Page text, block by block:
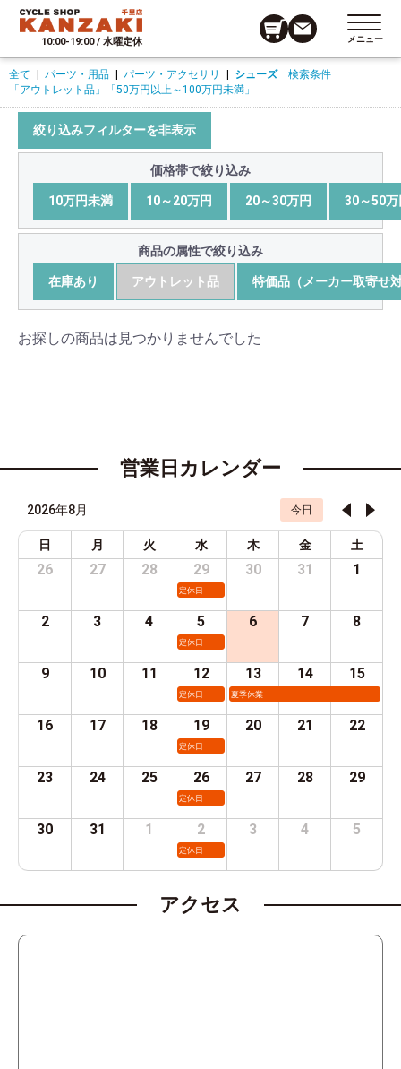
10:00-19:00 / 水曜定休 メニュー
全て パーツ・用品 パーツ・アクセサリ シューズ検索条件
「アウトレット品」
「50万円以上～100万円未満」
絞り込みフィルターを非表示
価格帯で絞り込み
10万円未満 10～20万円 20～30万円 30～50万
商品の属性で絞り込み
在庫あり アウトレット品 特価品（メーカー取寄せ
お探しの商品は見つかりませんでした
営業日カレンダー
2026年8月 今日
日 月 火 水 木 金 土
26 27 28 29
定休日
30 31 1
2 3 4 5
定休日
6 7 8
9 10 11 12
定休日
13
夏季休業
14 15
16 17 18 19
定休日
20 21 22
23 24 25 26
定休日
27 28 29
30 31 1 2
定休日
3 4 5
アクセス